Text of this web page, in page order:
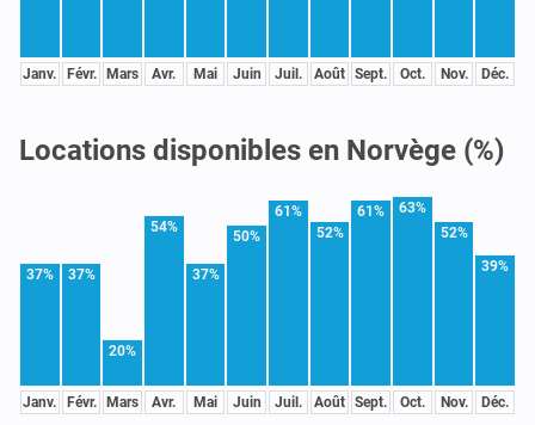
Janv. Févr. Mars Avr. Mai Juin Juil. Août Sept. Oct. Nov. Déc.
Locations disponibles en Norvège (%)
37%
Janv.
37%
Févr.
20%
Mars
54%
Avr.
37%
Mai
50%
Juin
61%
Juil.
52%
Août
61%
Sept.
63%
Oct.
52%
Nov.
39%
Déc.